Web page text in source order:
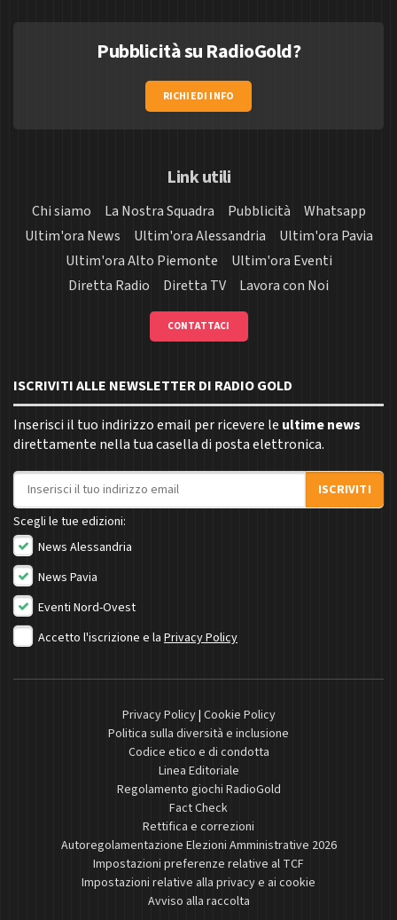
Pubblicità su RadioGold?
RICHIEDI INFO
Link utili
Chi siamo La Nostra Squadra Pubblicità
Whatsapp
Ultim'ora News
Ultim'ora Alessandria
Ultim'ora Pavia
Ultim'ora Alto Piemonte
Ultim'ora Eventi
Diretta Radio
Diretta TV Lavora con Noi
CONTATTACI
ISCRIVITI ALLE NEWSLETTER DI RADIO GOLD
Inserisci il tuo indirizzo email per ricevere le ultime news
direttamente nella tua casella di posta elettronica.
Indirizzo email
ISCRIVITI
Scegli le tue edizioni:
News Alessandria
News Pavia
Eventi Nord-Ovest
Accetto l'iscrizione e la Privacy Policy
Privacy Policy| Cookie Policy
Politica sulla diversità e inclusione
Codice etico e di condotta
Linea Editoriale
Regolamento giochi RadioGold
Fact Check
Rettifica e correzioni
Autoregolamentazione Elezioni Amministrative 2026
Impostazioni preferenze relative al TCF
Impostazioni relative alla privacy e ai cookie
Avviso alla raccolta